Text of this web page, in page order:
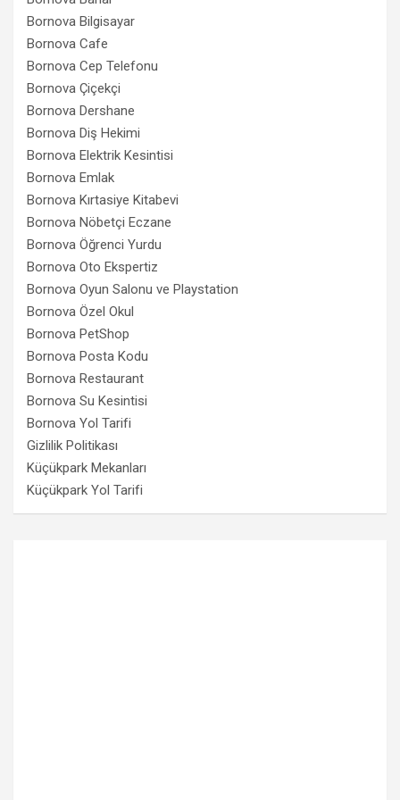
Bornova Bilgisayar
Bornova Cafe
Bornova Cep Telefonu
Bornova Çiçekçi
Bornova Dershane
Bornova Diş Hekimi
Bornova Elektrik Kesintisi
Bornova Emlak
Bornova Kırtasiye Kitabevi
Bornova Nöbetçi Eczane
Bornova Öğrenci Yurdu
Bornova Oto Ekspertiz
Bornova Oyun Salonu ve Playstation
Bornova Özel Okul
Bornova PetShop
Bornova Posta Kodu
Bornova Restaurant
Bornova Su Kesintisi
Bornova Yol Tarifi
Gizlilik Politikası
Küçükpark Mekanları
Küçükpark Yol Tarifi